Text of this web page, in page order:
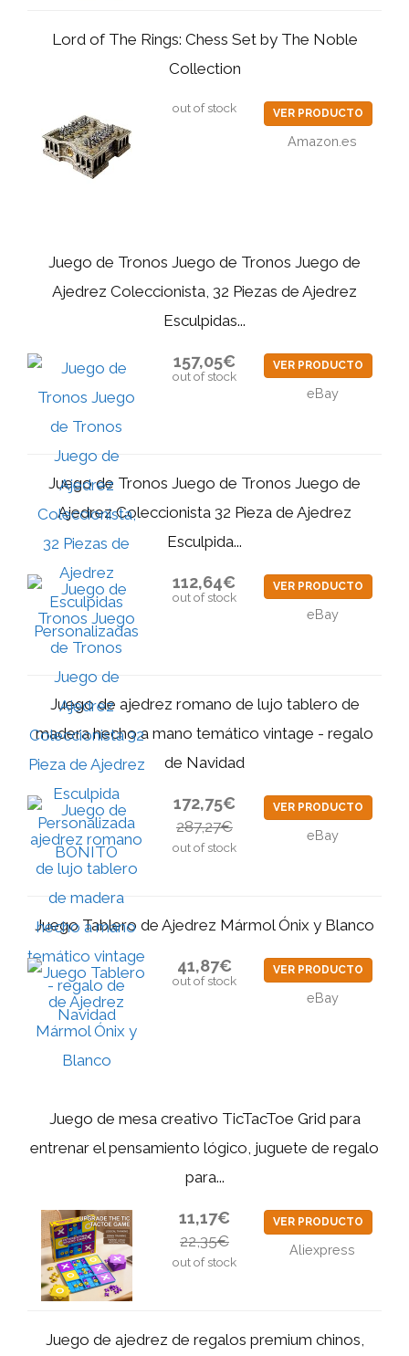
Lord of The Rings: Chess Set by The Noble
Collection
out of stock VER PRODUCTO
Amazon.es
Juego de Tronos Juego de Tronos Juego de
Ajedrez Coleccionista, 32 Piezas de Ajedrez
Esculpidas...
157,05€
out of stock
VER PRODUCTO
eBay
Juego de Tronos Juego de Tronos Juego de
Ajedrez Coleccionista 32 Pieza de Ajedrez
Esculpida...
112,64€
out of stock
VER PRODUCTO
eBay
Juego de ajedrez romano de lujo tablero de
madera hecho a mano temático vintage - regalo
de Navidad
172,75€
287,27€
out of stock
VER PRODUCTO
eBay
Juego Tablero de Ajedrez Mármol Ónix y Blanco
41,87€
out of stock
VER PRODUCTO
eBay
Juego de mesa creativo TicTacToe Grid para
entrenar el pensamiento lógico, juguete de regalo
para...
11,17€
22,35€
out of stock
VER PRODUCTO
Aliexpress
Juego de ajedrez de regalos premium chinos,